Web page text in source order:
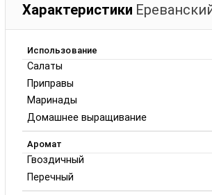
Характеристики
Использование
Салаты
Приправы
Маринады
Домашнее выращивание
Аромат
Гвоздичный
Перечный